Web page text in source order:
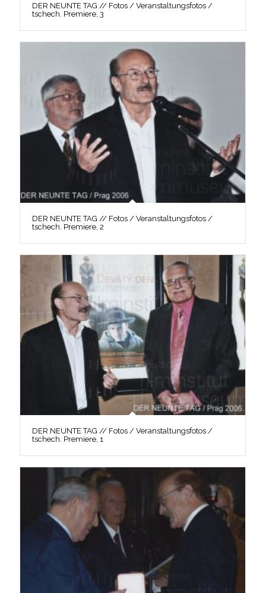
DER NEUNTE TAG // Fotos / Veranstaltungsfotos /
tschech. Premiere, 3
DER NEUNTE TAG // Fotos / Veranstaltungsfotos /
tschech. Premiere, 2
DER NEUNTE TAG // Fotos / Veranstaltungsfotos /
tschech. Premiere, 1